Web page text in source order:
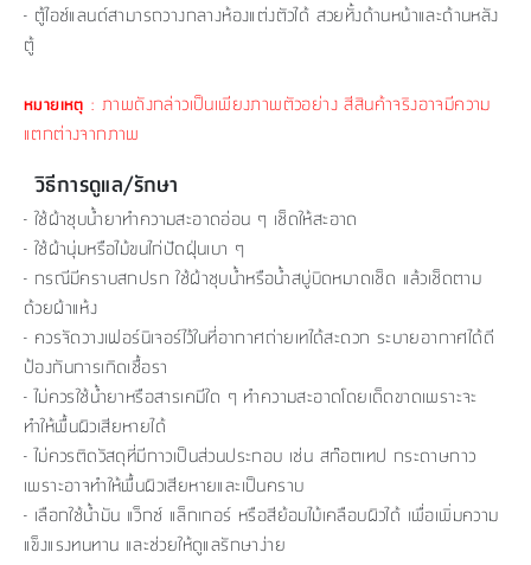
- ตู้ไอซ์แลนด์สามารถวางกลางห้องแต่งตัวได้ สวยทั้งด้านหน้าและด้านหลัง
ตู้
หมายเหตุ : ภาพดังกล่าวเป็นเพียงภาพตัวอย่าง สีสินค้าจริงอาจมีความ
แตกต่างจากภาพ
วิธีการดูแล/รักษา
- ใช้ผ้าชุบน้ำยาทำความสะอาดอ่อน ๆ เช็ดให้สะอาด
- ใช้ผ้านุ่มหรือไม้ขนไก่ปัดฝุ่นเบา ๆ
- กรณีมีคราบสกปรก ใช้ผ้าชุบน้ำหรือน้ำสบู่บิดหมาดเช็ด แล้วเช็ดตาม
ด้วยผ้าแห้ง
- ควรจัดวางเฟอร์นิเจอร์ไว้ในที่อากาศถ่ายเทได้สะดวก ระบายอากาศได้ดี
ป้องกันการเกิดเชื้อรา
- ไม่ควรใช้น้ำยาหรือสารเคมีใด ๆ ทำความสะอาดโดยเด็ดขาดเพราะจะ
ทำให้พื้นผิวเสียหายได้
- ไม่ควรติดวัสดุที่มีกาวเป็นส่วนประกอบ เช่น สก๊อตเทป กระดาษกาว
เพราะอาจทำให้พื้นผิวเสียหายและเป็นคราบ
- เลือกใช้น้ำมัน แว็กซ์ แล็กเกอร์ หรือสีย้อมไม้เคลือบผิวได้ เพื่อเพิ่มความ
แข็งแรงทนทาน และช่วยให้ดูแลรักษาง่าย